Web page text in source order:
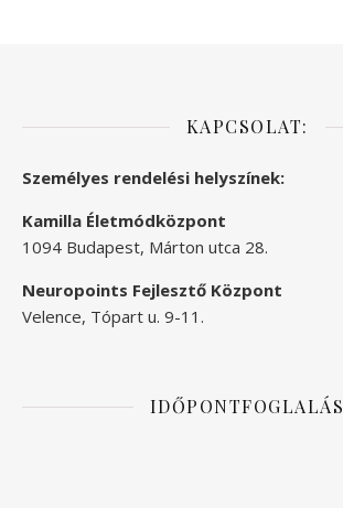
KAPCSOLAT:
Személyes rendelési helyszínek:
Kamilla Életmódközpont
1094 Budapest, Márton utca 28.
Neuropoints Fejlesztő Központ
Velence, Tópart u. 9-11.
IDŐPONTFOGLALÁS